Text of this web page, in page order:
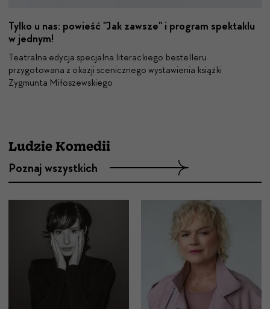
Tylko u nas: powieść "Jak zawsze" i program spektaklu
w jednym!
Teatralna edycja specjalna literackiego bestelleru
przygotowana z okazji scenicznego wystawienia książki
Zygmunta Miłoszewskiego
Ludzie Komedii
Poznaj wszystkich